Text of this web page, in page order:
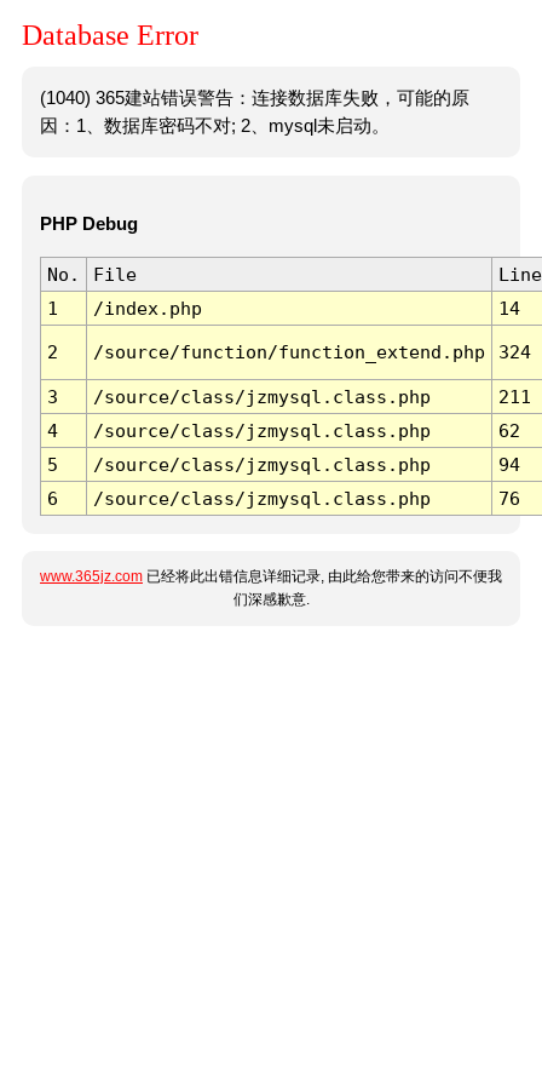
Database Error
(1040) 365建站错误警告：连接数据库失败，可能的原
因：1、数据库密码不对; 2、mysql未启动。
PHP Debug
No. File
Line
1
/index.php 14
2 /source/function/function_extend.php 324
3 /source/class/jzmysql.class.php
211
4
/source/class/jzmysql.class.php
62
5
/source/class/jzmysql.class.php
94
6
/source/class/jzmysql.class.php 76
www.365jz.com 已经将此出错信息详细记录, 由此给您带来的访问不便我
们深感歉意.